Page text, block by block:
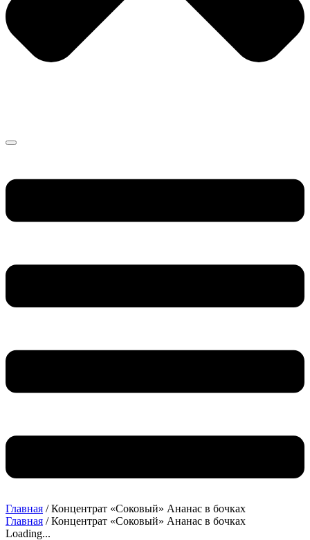
Главная / Концентрат «Соковый» Ананас в бочках
Главная / Концентрат «Соковый» Ананас в бочках
Loading...